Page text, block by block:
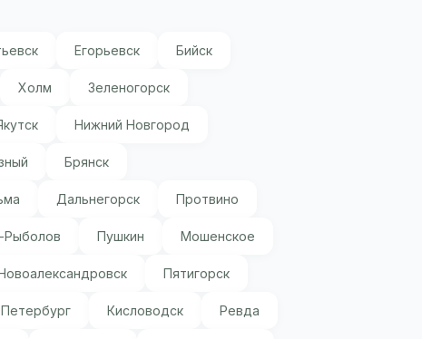
Егорьевск Бийск
Холм Зеленогорск
Нижний Новгород
Брянск
Дальнегорск Протвино
Рыболов Пушкин Мошенское
Пятигорск
Кисловодск Ревда